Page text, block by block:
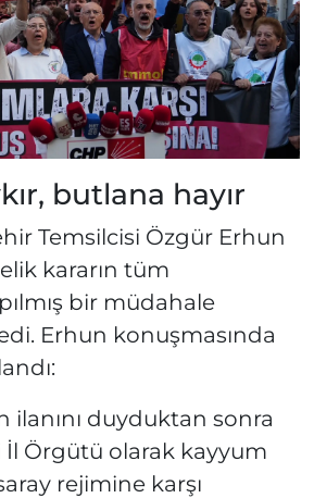
butlana hayır
Temsilcisi Özgür Erhun
kararın tüm
bir müdahale
Erhun konuşmasında
ilanını duyduktan sonra
İl Örgütü olarak kayyum
rejimine karşı